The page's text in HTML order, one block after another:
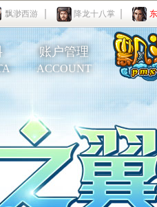
飘渺西游 降龙十八掌
账户管理
ACCOUNT